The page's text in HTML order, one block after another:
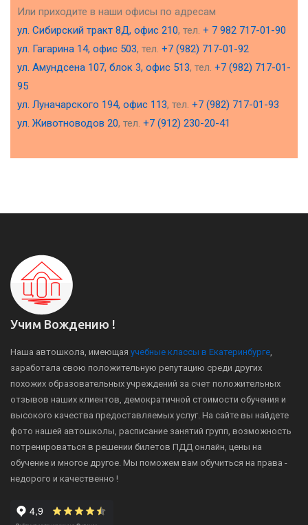
Или приходите в наши офисы по адресам
ул. Сибирский тракт 8Д, офис 210, тел. + 7 982 717-01-90
ул. Гагарина 14, офис 503, тел. +7 (982) 717-01-92
ул. Амундсена 107, блок 3, офис 513, тел. +7 (982) 717-01-
95
ул. Луначарского 194, офис 113, тел. +7 (982) 717-01-93
ул. Животноводов 20, тел. +7 (912) 230-20-41
Учим Вождению !
Наша автошкола, имеющая учебные классы в Екатеринбурге,
заработала свою положительную репутацию среди других
похожих образовательных учреждений за счет положительных
отзывов наших клиентов, демократичной стоимости обучения и
высокого качества предоставляемых услуг. На сайте вы найдете
фото нашей автошколы, расписание занятий групп, возможность
потренироваться в решении билетов ПДД онлайн, цены на
обучение и многое другое. Мы поможем вам обучиться на права -
недорого и качественно !